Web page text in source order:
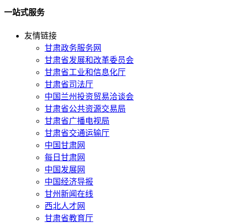
一站式服务
友情链接
甘肃政务服务网
甘肃省发展和改革委员会
甘肃省工业和信息化厅
甘肃省司法厅
中国兰州投资贸易洽谈会
甘肃省公共资源交易局
甘肃省广播电视局
甘肃省交通运输厅
中国甘肃网
每日甘肃网
中国发展网
中国经济导报
甘州新闻在线
西北人才网
甘肃省教育厅